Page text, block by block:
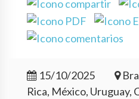
15/10/2025
Rica, México, Uruguay,